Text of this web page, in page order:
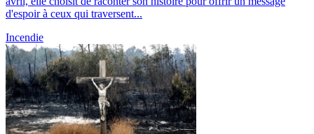
d'espoir à ceux qui traversent...
Incendie